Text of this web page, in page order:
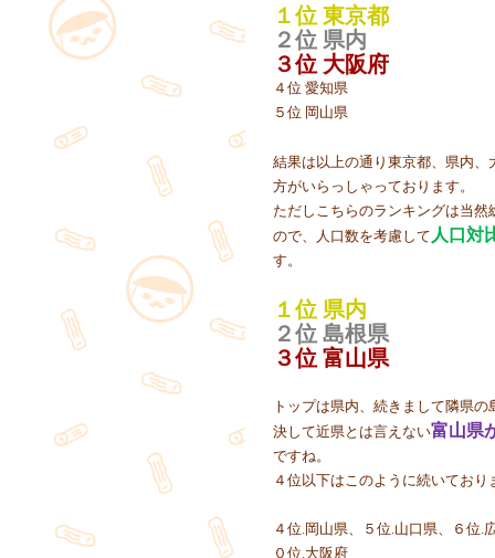
１位 東京都
２位 県内
３位 大阪府
４位 愛知県
５位 岡山県
結果は以上の通り東京都、県内、
方がいらっしゃっております。
ただしこちらのランキングは当
ので、人口数を考慮して 人口対
す。
１位 県内
２位 島根県
３位 富山県
トップは県内、続きまして隣県
決して近県とは言えない富山県
ですね。
４位以下はこのように続いており
４位.岡山県、５位.山口県、６位.
０位.大阪府